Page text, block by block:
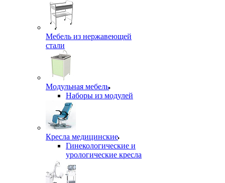
Мебель из нержавеющей
стали
Модульная мебель
Наборы из модулей
Кресла медицинские
Гинекологические и
урологические кресла